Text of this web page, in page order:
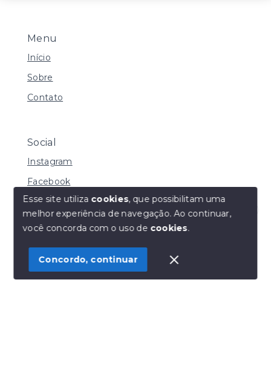
Olá! Estamos disponíveis para te ajudar.
Menu
Início
Sobre
Contato
Social
Instagram
Facebook
© Copyright 2026 - Henrique Imoveis - Todos os
SITE PARA IMOBILIARIA
Esse site utiliza cookies, que possibilitam uma
melhor experiência de navegação.Ao continuar,
você concorda com o uso de cookies.
Concordo, continuar